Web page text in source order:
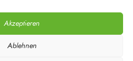
Akzeptieren
Ablehnen